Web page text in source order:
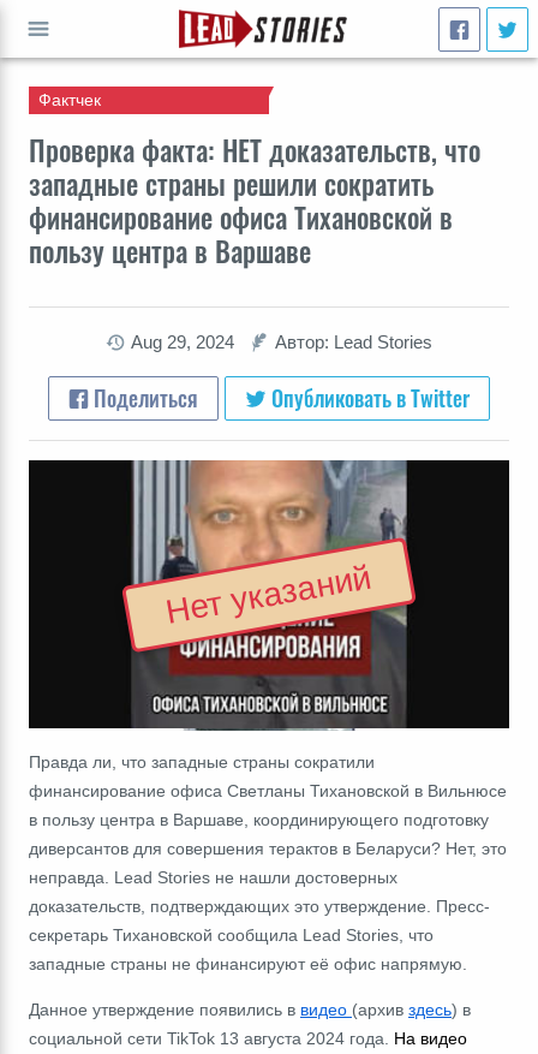
Проверка факта: НЕТ доказательств, что
западные страны решили сократить
финансирование офиса Тихановской в
пользу центра в Варшаве
Фактчек
Aug 29, 2024 Автор: Lead Stories
Поделиться Опубликовать в Twitter
Нет указаний
Правда ли, что западные страны сократили
финансирование офиса Светланы Тихановской в Вильнюсе
в пользу центра в Варшаве, координирующего подготовку
диверсантов для совершения терактов в Беларуси? Нет, это
неправда. Lead Stories не нашли достоверных
доказательств, подтверждающих это утверждение. Пресс-
секретарь Тихановской сообщила Lead Stories, что
западные страны не финансируют её офис напрямую.
Данное утверждение появились в видео (архив здесь) в
социальной сети TikTok 13 августа 2024 года. На видео
ПЕРЕЙТИ